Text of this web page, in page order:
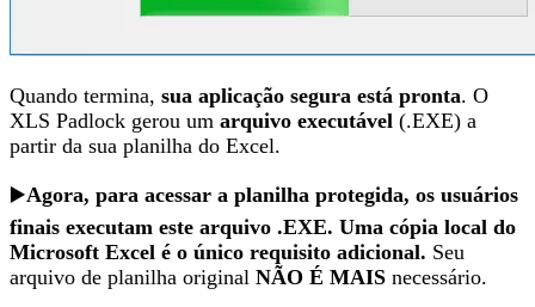
Quando termina, sua aplicação segura está pronta. O
XLS Padlock gerou um arquivo executável (.EXE) a
partir da sua planilha do Excel.
▶️Agora, para acessar a planilha protegida, os usuários
finais executam este arquivo .EXE. Uma cópia local do
Microsoft Excel é o único requisito adicional. Seu
arquivo de planilha original NÃO É MAIS necessário.